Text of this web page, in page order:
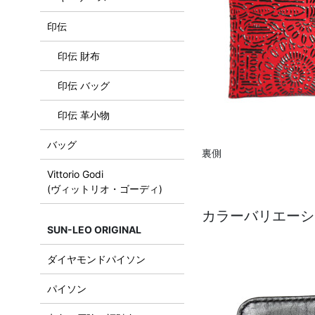
印伝
印伝 財布
印伝 バッグ
印伝 革小物
バッグ
Vittorio Godi
(ヴィットリオ・ゴーディ)
SUN-LEO ORIGINAL
ダイヤモンドパイソン
パイソン
裏側
カラーバリエー